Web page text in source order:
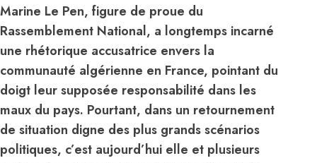
Marine Le Pen, figure de proue du
Rassemblement National, a longtemps incarné
une rhétorique accusatrice envers la
communauté algérienne en France, pointant du
doigt leur supposée responsabilité dans les
maux du pays. Pourtant, dans un retournement
de situation digne des plus grands scénarios
politiques, c’est aujourd’hui elle et plusieurs